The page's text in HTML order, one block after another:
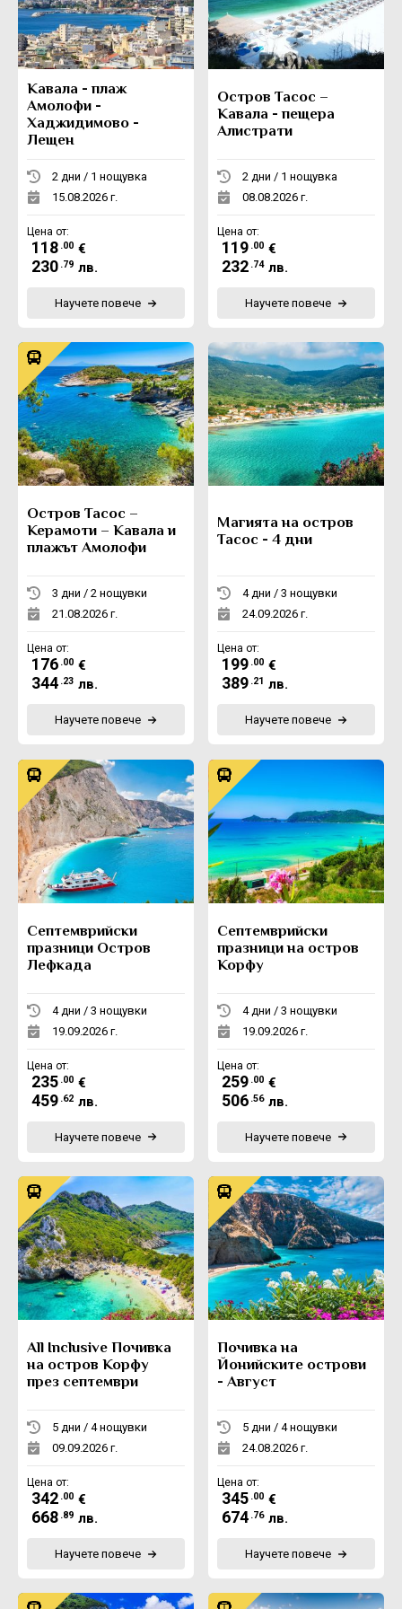
Екскурзии в Румъния
Кавала - плаж
Амолофи -
Хаджидимово -
Лещен
2 дни / 1 нощувка
15.08.2026 г.
Цена от:
118 .00 €
230 .79 лв.
Научете повече
Остров Тасос –
Кавала - пещера
Алистрати
2 дни / 1 нощувка
08.08.2026 г.
Цена от:
119 .00 €
232 .74 лв.
Научете повече
Остров Тасос –
Керамоти – Кавала и
плажът Амолофи
3 дни / 2 нощувки
21.08.2026 г.
Цена от:
176 .00 €
344 .23 лв.
Научете повече
Магията на остров
Тасос - 4 дни
4 дни / 3 нощувки
24.09.2026 г.
Цена от:
199 .00 €
389 .21 лв.
Научете повече
Септемврийски
празници Остров
Лефкада
4 дни / 3 нощувки
19.09.2026 г.
Цена от:
235 .00 €
459 .62 лв.
Научете повече
Септемврийски
празници на остров
Корфу
4 дни / 3 нощувки
19.09.2026 г.
Цена от:
259 .00 €
506 .56 лв.
Научете повече
All Inclusive Почивка
на остров Корфу
през септември
5 дни / 4 нощувки
09.09.2026 г.
Цена от:
342 .00 €
668 .89 лв.
Научете повече
Почивка на
Йонийските острови
- Август
5 дни / 4 нощувки
24.08.2026 г.
Цена от:
345 .00 €
674 .76 лв.
Научете повече